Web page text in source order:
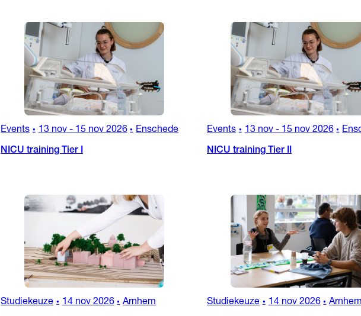
Events • 13 nov- 15 nov 2026 • Enschede
NICU training Tier I
Events • 13 nov- 15 nov 2026 •
NICU training Tier II
Studiekeuze • 14 nov 2026 • Arnhem Studiekeuze • 14 nov 2026 •